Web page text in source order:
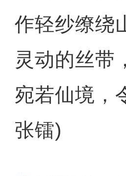
作轻纱缭绕
灵动的丝带
宛若仙境，
张镭)